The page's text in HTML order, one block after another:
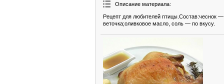
Описание материала:
Рецепт для любителей птицы.Состав:чеснок
веточка;оливковое масло, соль — по вкусу.